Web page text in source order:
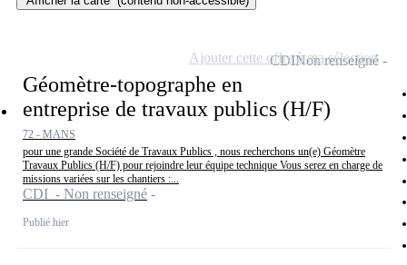
Géomètre-topographe en
entreprise de travaux publics (H/F)
72 - MANS
pour une grande Société de Travaux Publics , nous recherchons un(e) Géomètre
Travaux Publics (H/F) pour rejoindre leur équipe technique Vous serez en charge de
missions variées sur les chantiers :...
CDI - Non renseigné
Publié hier
CDINon renseigné
Ajouter cette offre à ma sélection